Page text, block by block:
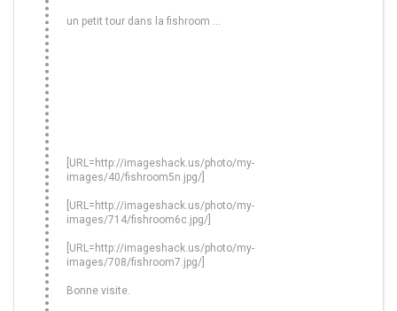
un petit tour dans la fishroom ...
[URL=http://imageshack.us/photo/my-
images/40/fishroom5n.jpg/]
[URL=http://imageshack.us/photo/my-
images/714/fishroom6c.jpg/]
[URL=http://imageshack.us/photo/my-
images/708/fishroom7.jpg/]
Bonne visite.